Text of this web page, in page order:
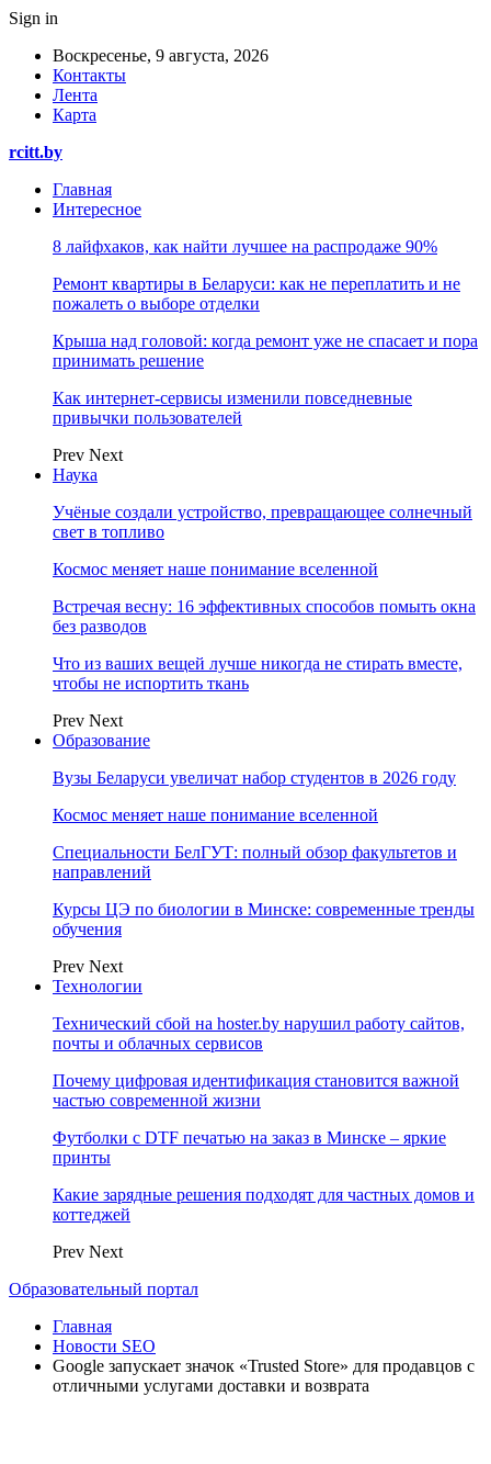
Sign in
Воскресенье, 9 августа, 2026
Контакты
Лента
Карта
rcitt.by
Главная
Интересное
8 лайфхаков, как найти лучшее на распродаже 90%
Ремонт квартиры в Беларуси: как не переплатить и не
пожалеть о выборе отделки
Крыша над головой: когда ремонт уже не спасает и пора
принимать решение
Как интернет-сервисы изменили повседневные
привычки пользователей
Prev Next
Наука
Учёные создали устройство, превращающее солнечный
свет в топливо
Космос меняет наше понимание вселенной
Встречая весну: 16 эффективных способов помыть окна
без разводов
Что из ваших вещей лучше никогда не стирать вместе,
чтобы не испортить ткань
Prev Next
Образование
Вузы Беларуси увеличат набор студентов в 2026 году
Космос меняет наше понимание вселенной
Специальности БелГУТ: полный обзор факультетов и
направлений
Курсы ЦЭ по биологии в Минске: современные тренды
обучения
Prev Next
Технологии
Технический сбой на hoster.by нарушил работу сайтов,
почты и облачных сервисов
Почему цифровая идентификация становится важной
частью современной жизни
Футболки с DTF печатью на заказ в Минске – яркие
принты
Какие зарядные решения подходят для частных домов и
коттеджей
Prev Next
Образовательный портал
Главная
Новости SEO
Google запускает значок «Trusted Store» для продавцов с
отличными услугами доставки и возврата